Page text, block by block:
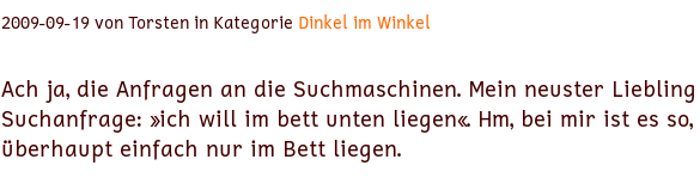
2009-09-19 von Torsten in Kategorie Dinkel im Winkel
Ach ja, die Anfragen an die Suchmaschinen. Mein neuster
Suchanfrage: »ich will im bett unten liegen«. Hm, bei mir ist es
überhaupt einfach nur im Bett liegen.